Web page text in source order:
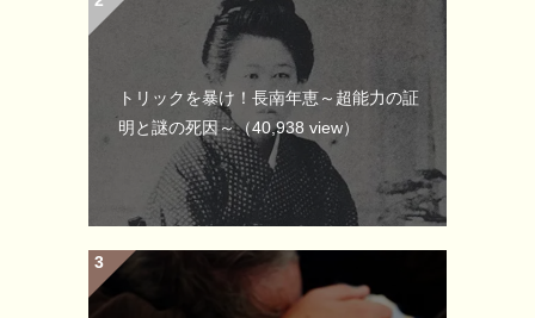
トリックを暴け！長南年恵～超能力の証
明と謎の死因～（40,938 view）